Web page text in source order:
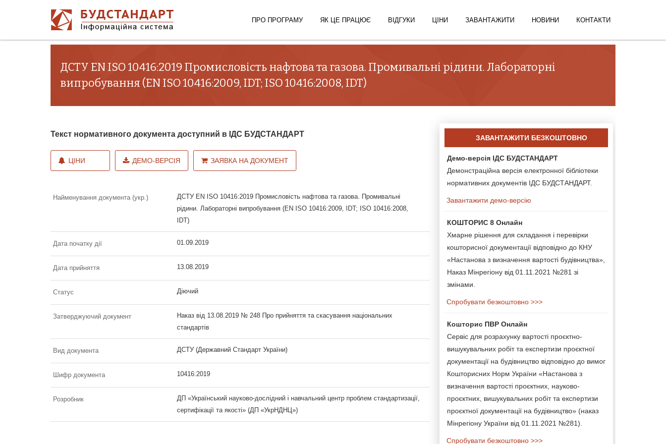
ПРО ПРОГРАМУ ЯК ЦЕ ПРАЦЮЄ ВІДГУКИ ЦІНИ ЗАВАНТАЖИТИ НОВИНИ КОНТАКТИ
ДСТУ EN ISO 10416:2019 Промисловість нафтова та газова. Промивальні рідини. Лабораторні
випробування (EN ISO 10416:2009, IDT; ISO 10416:2008, IDT)
Текст нормативного документа доступний в ІДС БУДСТАНДАРТ
ЦІНИ ДЕМО-ВЕРСІЯ ЗАЯВКА НА ДОКУМЕНТ
Найменування документа (укр.)
ДСТУ EN ISO 10416:2019 Промисловість нафтова та газова. Промивальні
рідини. Лабораторні випробування (EN ISO 10416:2009, IDT; ISO 10416:2008,
IDT)
Дата початку дії 01.09.2019
Дата прийняття 13.08.2019
Статус Діючий
Затверджуючий документ
Наказ від 13.08.2019 № 248 Про прийняття та скасування національних
стандартів
Вид документа ДСТУ (Державний Стандарт України)
Шифр документа 10416:2019
Розробник
ДП «Український науково-дослідний і навчальний центр проблем стандартизації,
сертифікації та якості» (ДП «УкрНДНЦ»)
ЗАВАНТАЖИТИ БЕЗКОШТОВНО
Демо-версія ІДС БУДСТАНДАРТ
Демонстраційна версія електронної бібліотеки
нормативних документів ІДС БУДСТАНДАРТ.
Завантажити демо-версію
КОШТОРИС 8 Онлайн
Хмарне рішення для складання і перевірки
кошторисної документації відповідно до КНУ
«Настанова з визначення вартості будівництва»,
Наказ Мінрегіону від 01.11.2021 №281 зі
змінами.
Спробувати безкоштовно >>>
Кошторис ПВР Онлайн
Сервіс для розрахунку вартості проєктно-
вишукувальних робіт та експертизи проєктної
документації на будівництво відповідно до вимог
Кошторисних Норм України «Настанова з
визначення вартості проєктних, науково-
проєктних, вишукувальних робіт та експертизи
проєктної документації на будівництво» (наказ
Мінрегіону України від 01.11.2021 №281).
Спробувати безкоштовно >>>